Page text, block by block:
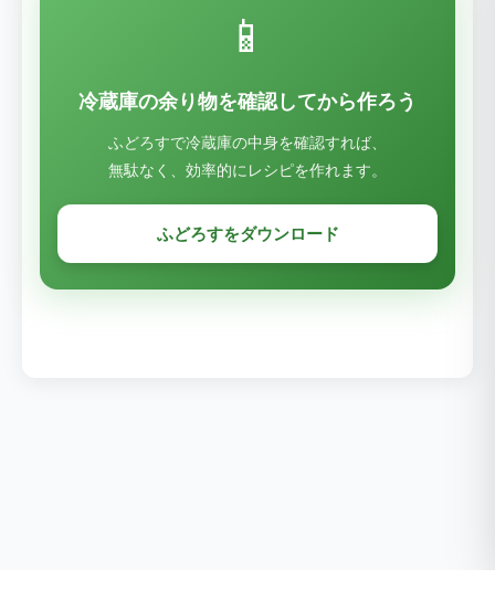
📱
冷蔵庫の余り物を確認してから作ろう
ふどろすで冷蔵庫の中身を確認すれば、
無駄なく、効率的にレシピを作れます。
ふどろすをダウンロード